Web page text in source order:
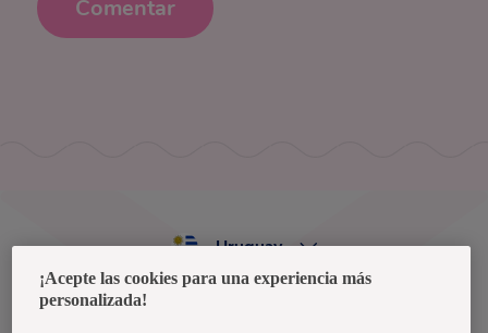
Comentar
Política de privacidad de datos
Uruguay
¡Acepte las cookies para una experiencia más
personalizada!